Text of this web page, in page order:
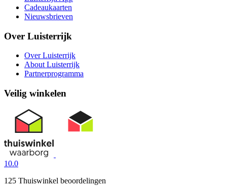
Cadeaukaarten
Nieuwsbrieven
Over Luisterrijk
Over Luisterrijk
About Luisterrijk
Partnerprogramma
Veilig winkelen
10.0
125 Thuiswinkel beoordelingen